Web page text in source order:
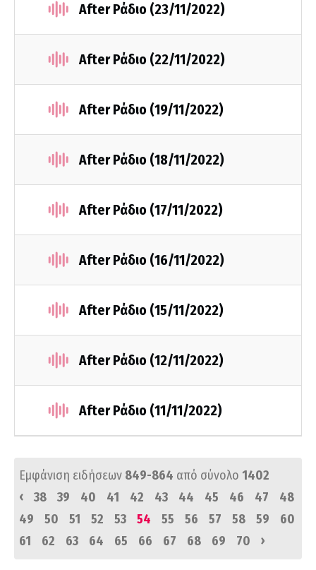
After Ράδιο (23/11/2022)
After Ράδιο (22/11/2022)
After Ράδιο (19/11/2022)
After Ράδιο (18/11/2022)
After Ράδιο (17/11/2022)
After Ράδιο (16/11/2022)
After Ράδιο (15/11/2022)
After Ράδιο (12/11/2022)
After Ράδιο (11/11/2022)
Εμφάνιση ειδήσεων 849-864 από σύνολο 1402
‹
38 39 40 41 42 43 44 45 46 47
48
49
50 51 52 53 54 55 56 57 58 59
60
61
62 63 64 65 66 67 68 69 70 ›